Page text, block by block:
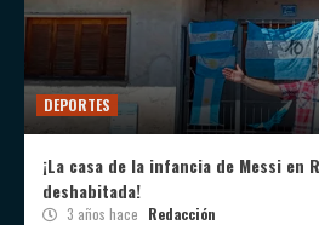
DEPORTES
¡La casa de la infancia de Messi en
deshabitada!
3 años hace Redacción